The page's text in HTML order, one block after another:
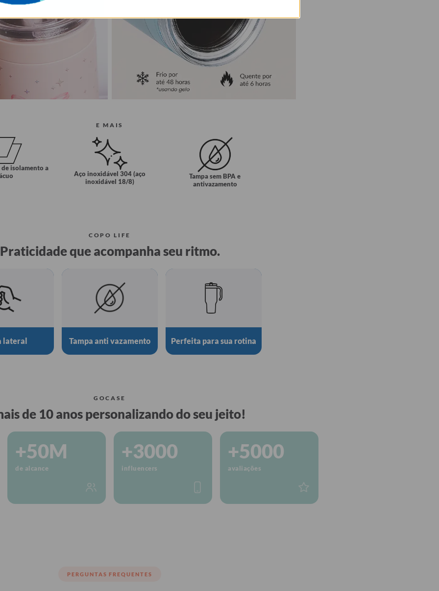
E MAIS
isolamento a
Aço inoxidável 304 (aço
inoxidável 18/8)
Tampa sem BPA e
antivazamento
COPO LIFE
Praticidade que acompanha seu ritmo.
lateral Tampa anti vazamento Perfeita para sua rotina
GOCASE
de 10 anos personalizando do seu jeito!
+50M
de alcance
+3000
influencers
+5000
avaliações
PERGUNTAS FREQUENTES